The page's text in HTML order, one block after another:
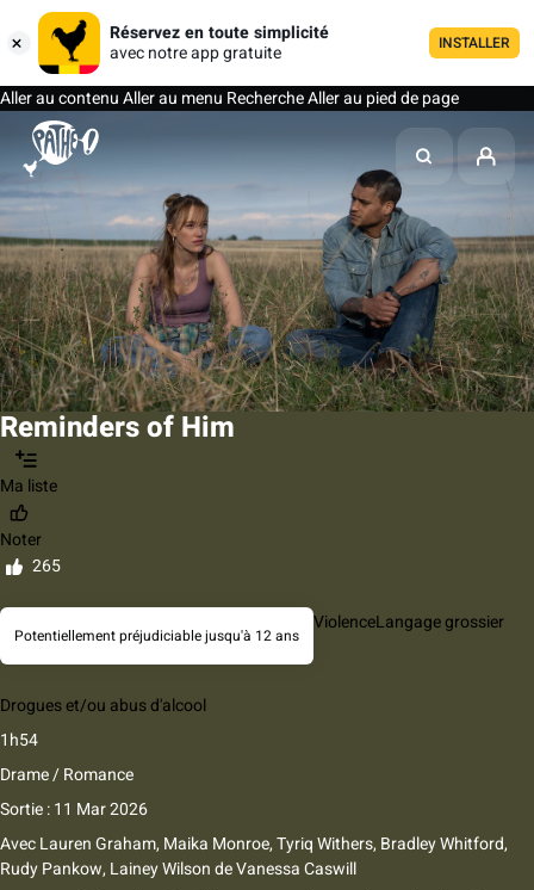
Réservez en toute simplicité
avec notre app gratuite
INSTALLER
Aller au contenuAller au menu RechercheAller au pied de page
Reminders of Him
Ma liste
Noter
265
Potentiellement préjudiciable jusqu'à 12 ans
ViolenceLangage grossier
Drogues et/ou abus d'alcool
1h54
Drame / Romance
Sortie : 11 Mar 2026
AvecLauren Graham, Maika Monroe, Tyriq Withers, Bradley Whitford,
Rudy Pankow, Lainey WilsondeVanessa Caswill